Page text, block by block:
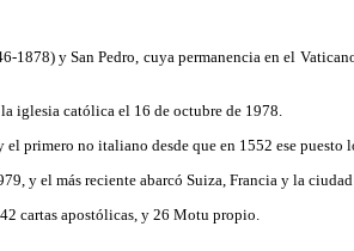
y San Pedro, cuya permanencia en el
iglesia católica el 16 de octubre de 1978.
primero no italiano desde que en 1552 ese puesto
y el más reciente abarcó Suiza, Francia y la
cartas apostólicas, y 26 Motu propio.